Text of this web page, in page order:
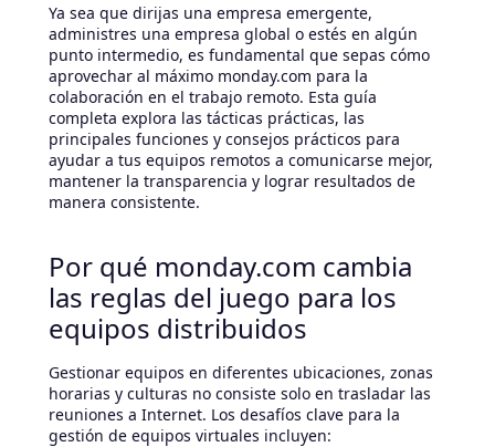
Ya sea que dirijas una empresa emergente,
administres una empresa global o estés en algún
punto intermedio, es fundamental que sepas cómo
aprovechar al máximo monday.com para la
colaboración en el trabajo remoto. Esta guía
completa explora las tácticas prácticas, las
principales funciones y consejos prácticos para
ayudar a tus equipos remotos a comunicarse mejor,
mantener la transparencia y lograr resultados de
manera consistente.
Por qué monday.com cambia
las reglas del juego para los
equipos distribuidos
Gestionar equipos en diferentes ubicaciones, zonas
horarias y culturas no consiste solo en trasladar las
reuniones a Internet. Los desafíos clave para la
gestión de equipos virtuales incluyen: